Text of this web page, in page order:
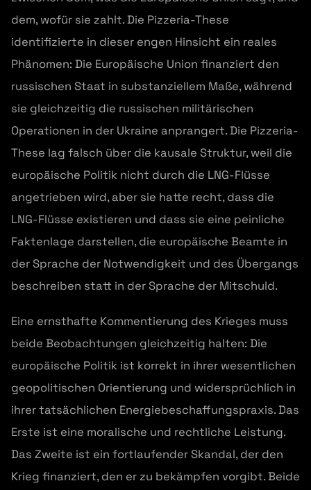
dem, wofür sie zahlt. Die Pizzeria-These
identifizierte in dieser engen Hinsicht ein reales
Phänomen: Die Europäische Union finanziert den
russischen Staat in substanziellem Maße, während
sie gleichzeitig die russischen militärischen
Operationen in der Ukraine anprangert. Die Pizzeria-
These lag falsch über die kausale Struktur, weil die
europäische Politik nicht durch die LNG-Flüsse
angetrieben wird, aber sie hatte recht, dass die
LNG-Flüsse existieren und dass sie eine peinliche
Faktenlage darstellen, die europäische Beamte in
der Sprache der Notwendigkeit und des Übergangs
beschreiben statt in der Sprache der Mitschuld.
Eine ernsthafte Kommentierung des Krieges muss
beide Beobachtungen gleichzeitig halten: Die
europäische Politik ist korrekt in ihrer wesentlichen
geopolitischen Orientierung und widersprüchlich in
ihrer tatsächlichen Energiebeschaffungspraxis. Das
Erste ist eine moralische und rechtliche Leistung.
Das Zweite ist ein fortlaufender Skandal, der den
Krieg finanziert, den er zu bekämpfen vorgibt. Beide